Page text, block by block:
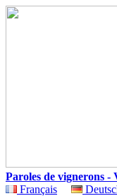
Paroles de vignerons
Français